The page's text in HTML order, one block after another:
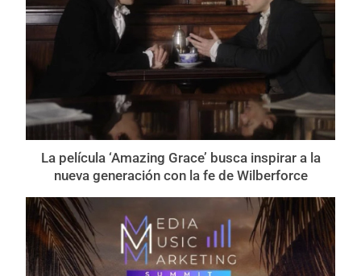
La película ‘Amazing Grace’ busca inspirar a la
nueva generación con la fe de Wilberforce